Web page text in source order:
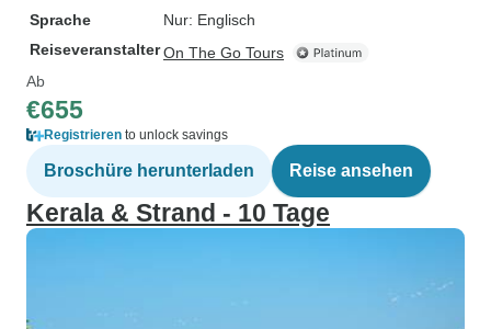
Sprache
Nur: Englisch
ReiseveranstalterOn The Go Tours
Ab
€655
Registrieren to unlock savings
Broschüre herunterladen Reise ansehen
Kerala & Strand - 10 Tage